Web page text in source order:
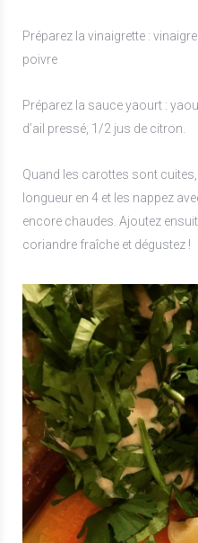
Préparez la vinaigrette :
poivre
Préparez la sauce yaourt :
d’ail pressé, 1/2 jus de citron.
Quand les carottes sont
longueur en 4 et les nappez
encore chaudes. Ajoutez
coriandre fraîche et dégustez !